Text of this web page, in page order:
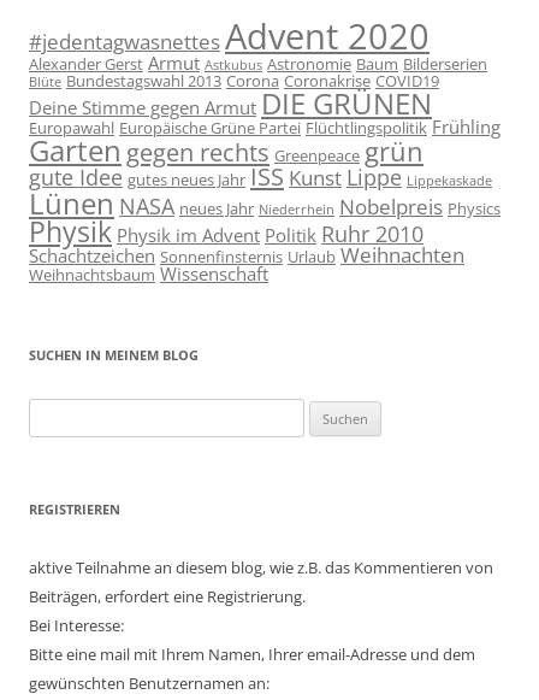
#jedentagwasnettesAdvent 2020
Alexander Gerst Armut Astkubus Astronomie Baum Bilderserien
Blüte Bundestagswahl 2013 Corona Coronakrise COVID19
Deine Stimme gegen Armut DIE GRÜNEN
Europawahl Europäische Grüne Partei Flüchtlingspolitik Frühling
Garten gegen rechts Greenpeace grün
gute Idee gutes neues Jahr ISS Kunst Lippe Lippekaskade
Lünen NASA neues Jahr Niederrhein Nobelpreis Physics
Physik Physik im Advent Politik Ruhr 2010
Schachtzeichen Sonnenfinsternis Urlaub Weihnachten
Weihnachtsbaum Wissenschaft
SUCHEN IN MEINEM BLOG
nach:
REGISTRIEREN
aktive Teilnahme an diesem blog, wie z.B. das Kommentieren von
Beiträgen, erfordert eine Registrierung.
Bei Interesse:
Bitte eine mail mit Ihrem Namen, Ihrer email-Adresse und dem
gewünschten Benutzernamen an: